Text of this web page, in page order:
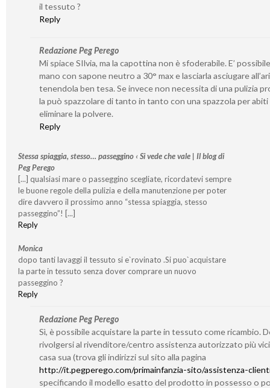
il tessuto ?
Reply
Redazione Peg Perego
Mi spiace SIlvia, ma la capottina non è sfoderabile. E’
mano con sapone neutro a 30° max e lasciarla asciugare
tenendola ben tesa. Se invece non necessita di una pulizia
la può spazzolare di tanto in tanto con una spazzola per abiti
eliminare la polvere.
Reply
Stessa spiaggia, stesso… passeggino ‹ Si vede che vale | Il blog di
Peg Perego
[...] qualsiasi mare o passeggino scegliate, ricordatevi sempre
le buone regole della pulizia e della manutenzione per poter
dire davvero il prossimo anno “stessa spiaggia, stesso
passeggino”! [...]
Reply
Monica
dopo tanti lavaggi il tessuto si e`rovinato .Si puo`acquistare
la parte in tessuto senza dover comprare un nuovo
passeggino ?
Reply
Redazione Peg Perego
Sì, è possibile acquistare la parte in tessuto come ricambio.
rivolgersi al rivenditore/centro assistenza autorizzato più
casa sua (trova gli indirizzi sul sito alla pagina
http://it.pegperego.com/primainfanzia-sito/assistenza-
specificando il modello esatto del prodotto in possesso o